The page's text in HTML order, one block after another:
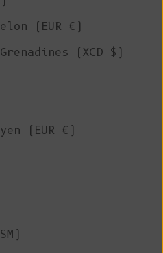
(EUR €)
(XCD $)
(EUR €)